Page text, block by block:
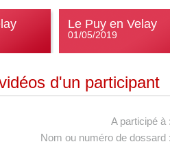
Le Puy en Velay
01/05/2019
d'un participant
A participé à
Nom ou numéro de dossard